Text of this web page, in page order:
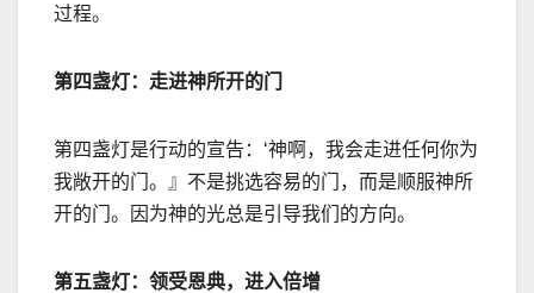
过程。
第四盏灯：走进神所开的门
第四盏灯是行动的宣告： ‘神啊，我会走进任何你为
我敞开的门。』不是挑选容易的门，而是顺服神所
开的门。因为神的光总是引导我们的方向。
第五盏灯：领受恩典，进入倍增